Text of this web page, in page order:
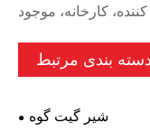
کارخانه، موجود
دسته بندی مرتبط
شیر گیت گوه